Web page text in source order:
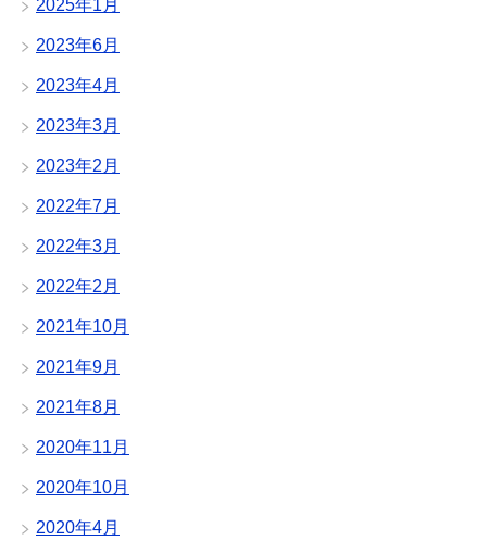
2025年1月
2023年6月
2023年4月
2023年3月
2023年2月
2022年7月
2022年3月
2022年2月
2021年10月
2021年9月
2021年8月
2020年11月
2020年10月
2020年4月